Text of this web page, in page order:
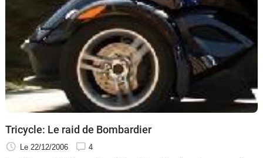
Tricycle: Le raid de Bombardier
Le 22/12/2006 4